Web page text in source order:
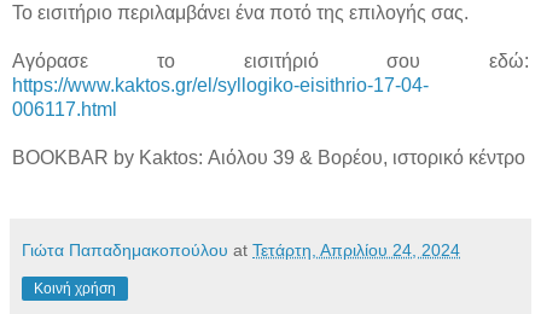
Το εισιτήριο περιλαμβάνει ένα ποτό της επιλογής σας.
Αγόρασε το εισιτήριό σου εδώ:
https://www.kaktos.gr/el/syllogiko-eisithrio-17-04-
006117.html
BOOKBAR by Kaktos: Αιόλου 39 & Βορέου, ιστορικό κέντρο
Γιώτα Παπαδημακοπούλου at Τετάρτη, Απριλίου 24, 2024
Κοινή χρήση